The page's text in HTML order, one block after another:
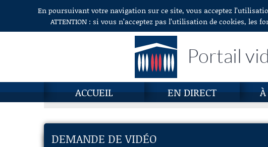
Aller au contenuEn poursuivant votre navigation sur ce site, vous acceptez
ATTENTION : si vous n’acceptez pas l’utilisation de cookies,
Portail
ACCUEIL EN DIRECT
DEMANDE DE VIDÉO